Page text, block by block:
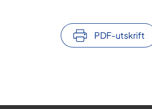
PDF-utskrift